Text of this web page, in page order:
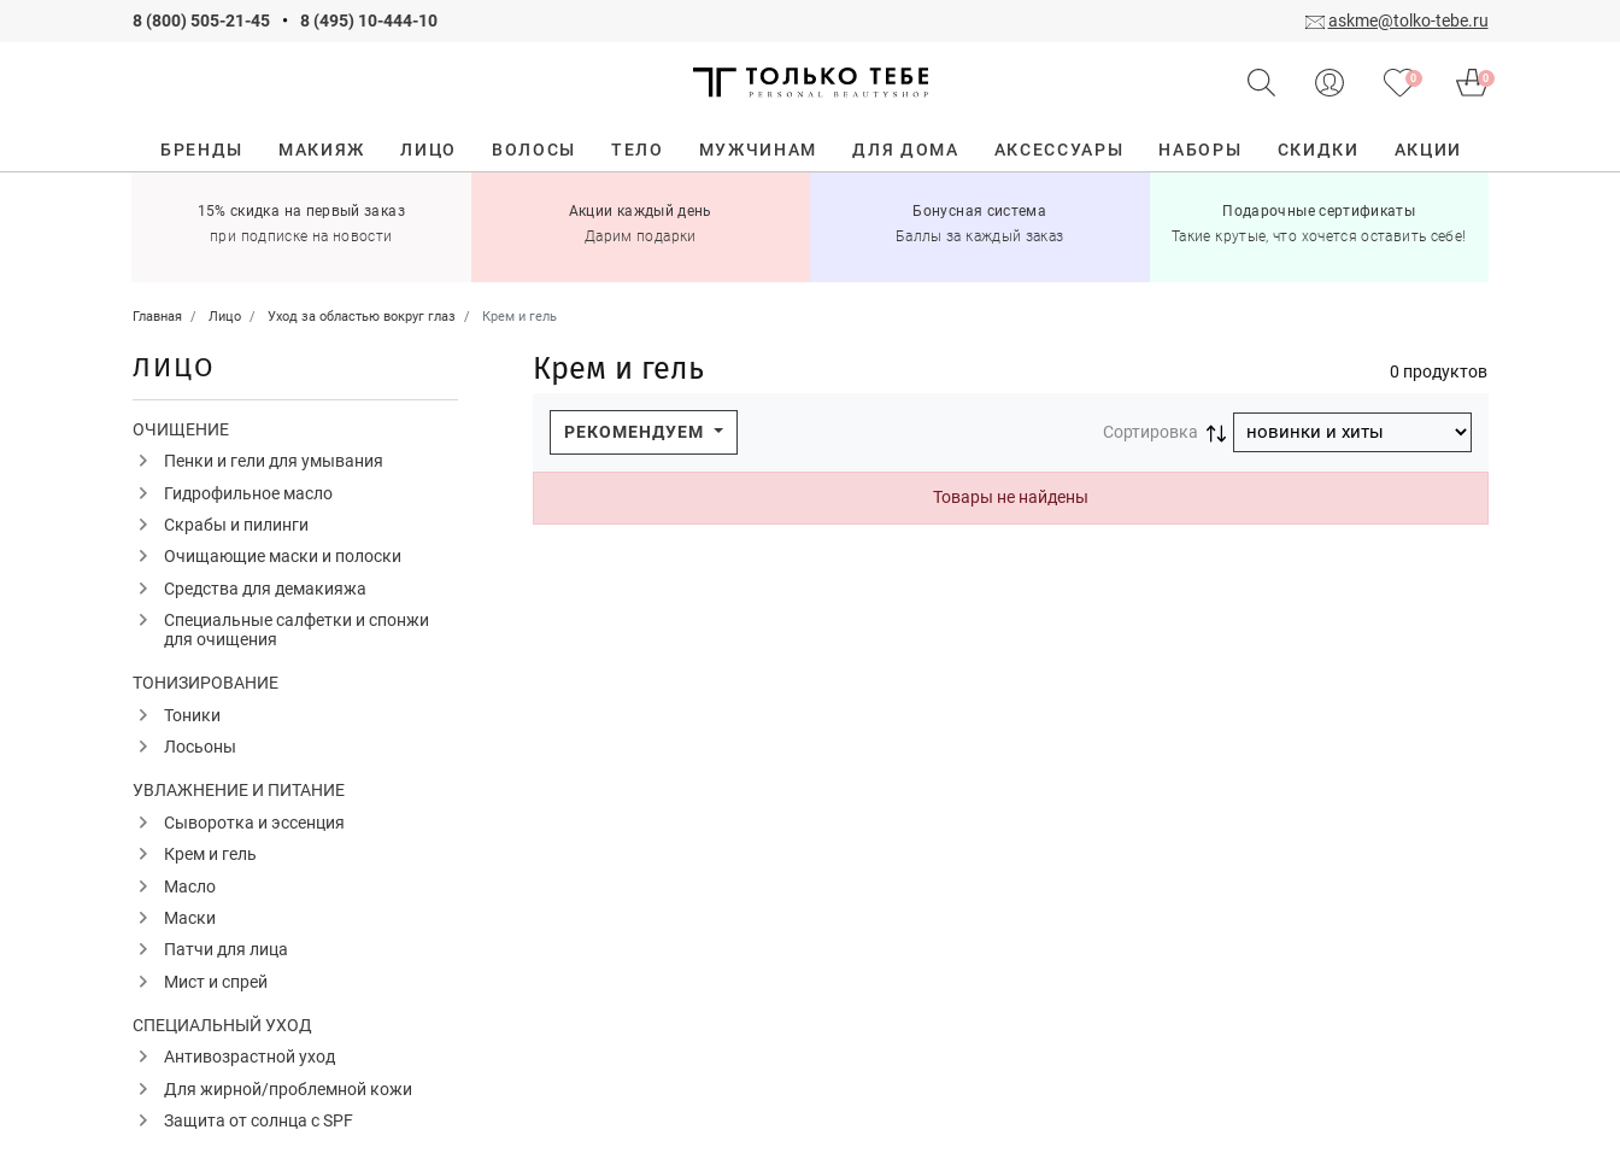
8 (800) 505-21-45 • 8 (495) 10-444-10 askme@tolko-tebe.ru
0 0
БРЕНДЫ МАКИЯЖ ЛИЦО ВОЛОСЫ ТЕЛО МУЖЧИНАМ ДЛЯ ДОМА АКСЕССУАРЫ НАБОРЫ СКИДКИ АКЦИИ
15% скидка на первый заказ
при подписке на новости
Акции каждый день
Дарим подарки
Бонусная система
Баллы за каждый заказ
Подарочные сертификаты
Такие крутые, что хочется оставить себе!
Главная Лицо Уход за областью вокруг глаз Крем и гель
ЛИЦО
ОЧИЩЕНИЕ
Пенки и гели для умывания
Гидрофильное масло
Скрабы и пилинги
Очищающие маски и полоски
Средства для демакияжа
Специальные салфетки и спонжи
для очищения
ТОНИЗИРОВАНИЕ
Тоники
Лосьоны
УВЛАЖНЕНИЕ И ПИТАНИЕ
Сыворотка и эссенция
Крем и гель
Масло
Маски
Патчи для лица
Мист и спрей
СПЕЦИАЛЬНЫЙ УХОД
Антивозрастной уход
Для жирной/проблемной кожи
Защита от солнца с SPF
Крем и гель 0 продуктов
РЕКОМЕНДУЕМ Сортировка
Товары не найдены